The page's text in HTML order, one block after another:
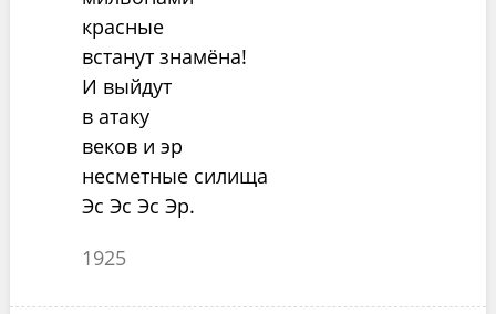
красные
встанут знамёна!
И выйдут
в атаку
веков и эр
несметные силища
Эс Эс Эс Эр.
1925